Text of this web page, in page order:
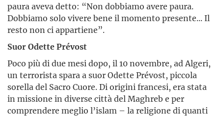
paura aveva detto: “Non dobbiamo avere paura.
Dobbiamo solo vivere bene il momento presente... Il
resto non ci appartiene”.
Suor Odette Prévost
Poco più di due mesi dopo, il 10 novembre, ad Algeri,
un terrorista spara a suor Odette Prévost, piccola
sorella del Sacro Cuore. Di origini francesi, era stata
in missione in diverse città del Maghreb e per
comprendere meglio l’islam – la religione di quanti